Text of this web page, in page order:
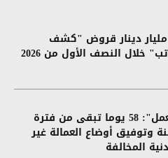
2.8 مليار دينار قروض "كشف
خلال النصف الأول من 2026
"العمل": 58 يوما تبقى من فترة
وتوفيق أوضاع العمالة غير
المخالفة